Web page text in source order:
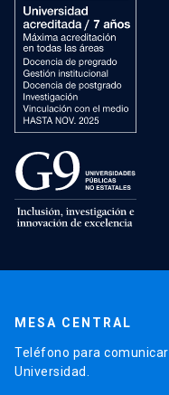
MESA CENTRAL
Teléfono para
Universidad.